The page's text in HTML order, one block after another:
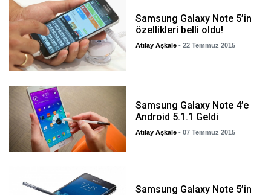
Samsung Galaxy Note 5’in
özellikleri belli oldu!
Atılay Aşkale - 22 Temmuz 2015
Samsung Galaxy Note 4’e
Android 5.1.1 Geldi
Atılay Aşkale - 07 Temmuz 2015
Samsung Galaxy Note 5’in